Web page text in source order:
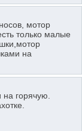
мотор
только малые
на
горячую.